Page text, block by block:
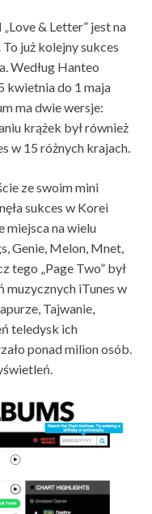
„Love & Letter” jest na
już kolejny sukces
Według Hanteo
kwietnia do 1 maja
ma dwie wersje:
krążek był również
w 15 różnych krajach.
ze swoim mini
sukces w Korei
miejsca na wielu
Genie, Melon, Mnet,
tego „Page Two” był
muzycznych iTunes w
Tajwanie,
teledysk ich
ponad milion osób.